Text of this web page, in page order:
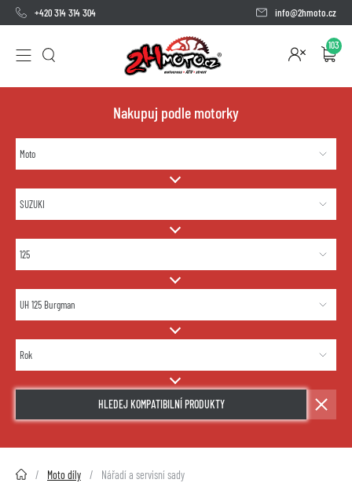
+420 314 314 304 info@2hmoto.cz
103
Nakupuj podle motorky
HLEDEJ KOMPATIBILNÍ PRODUKTY
2HMOTO.cz Moto díly Nářadí a servisní sady